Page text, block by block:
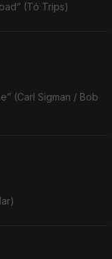
(Tó Trips)
(Carl Sigman / Bob